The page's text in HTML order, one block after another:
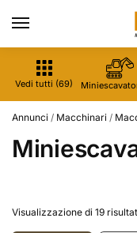
Vedi tutti (69)
Annunci / Macchinari /
Visualizzazione di 19